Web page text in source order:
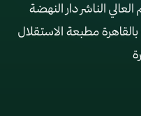
العالي الناشر دار النهضة
بالقاهرة مطبعة الاستقلال